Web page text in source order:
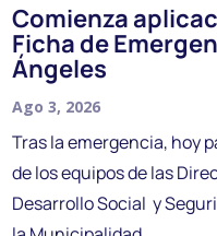
Comienza
Ficha de
Ángeles
Ago 3, 2026
Tras la emergencia, hoy
de los equipos de las
Desarrollo Social y